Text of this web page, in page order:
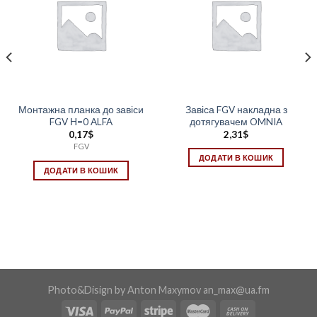
Монтажна планка до завіси
FGV Н=0 ALFA
0,17$
FGV
ДОДАТИ В КОШИК
Завіса FGV накладна з
дотягувачем OMNIA
2,31$
ДОДАТИ В КОШИК
Photo&Disign by Anton Maxymov an_max@ua.fm